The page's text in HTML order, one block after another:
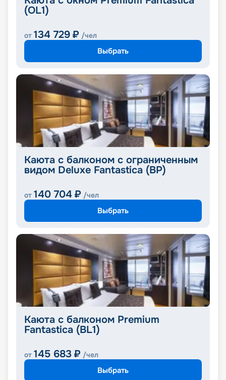
(OL1)
от 134 729 ₽ /чел
Выбрать
Каюта с балконом с ограниченным
видом Deluxe Fantastica (BP)
от 140 704 ₽ /чел
Выбрать
Каюта с балконом Premium
Fantastica (BL1)
от 145 683 ₽ /чел
Выбрать